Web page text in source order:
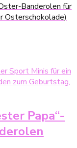
Banderolen für
Osterschokolade)
Papa“-